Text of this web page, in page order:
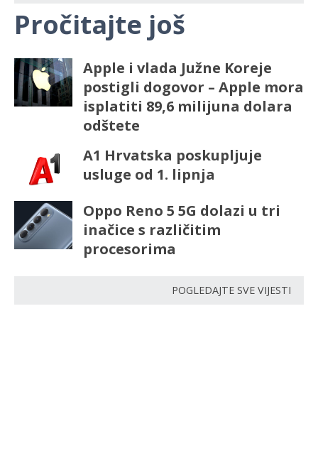
Pročitajte još
Apple i vlada Južne Koreje
postigli dogovor – Apple mora
isplatiti 89,6 milijuna dolara
odštete
A1 Hrvatska poskupljuje
usluge od 1. lipnja
Oppo Reno 5 5G dolazi u tri
inačice s različitim
procesorima
POGLEDAJTE SVE VIJESTI